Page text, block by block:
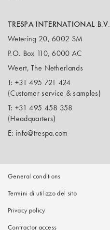
TRESPA INTERNATIONAL B.V.
Wetering 20, 6002 SM
P.O. Box 110, 6000 AC
Weert, The Netherlands
T: +31 495 721 424
(Customer service & samples)
T: +31 495 458 358
(Headquarters)
E: info@trespa.com
General conditions
Termini di utilizzo del sito
Privacy policy
Contractor access